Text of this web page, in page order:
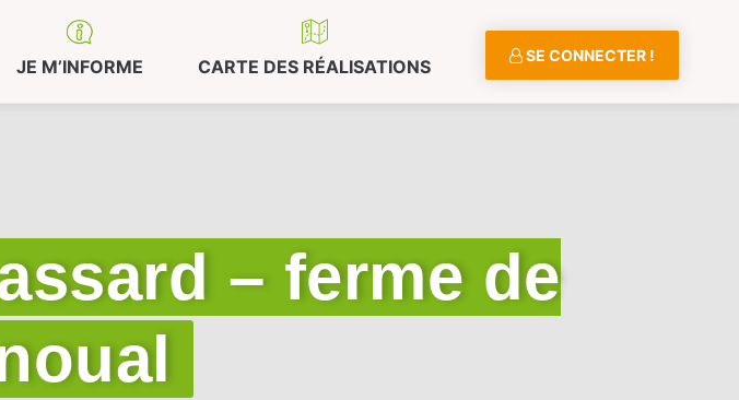
JE M’INFORME CARTE DES RÉALISATIONS
SE CONNECTER !
– ferme de